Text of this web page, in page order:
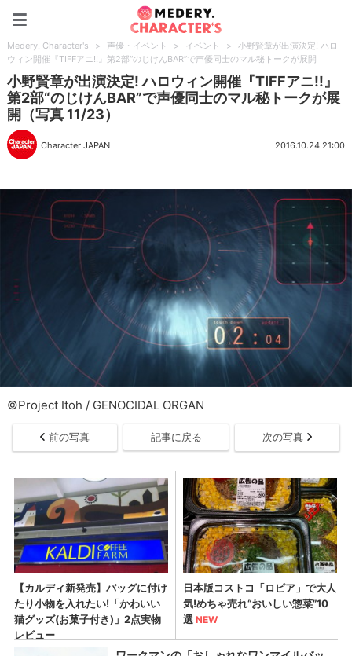
Medery. Character's > 声優・イベント > イベント >
小野賢章が出演決定! ハロ
ウィン開催『TIFFアニ!!』第2部“のじけんBAR”で声優同士のマル秘トークが展開
小野賢章が出演決定! ハロウィン開催『TIFFアニ!!』
第2部“のじけんBAR”で声優同士のマル秘トークが展
開（写真 11/23）
Character JAPAN 2016.10.24 21:00
©Project Itoh / GENOCIDAL ORGAN
前の写真 記事に戻る 次の写真